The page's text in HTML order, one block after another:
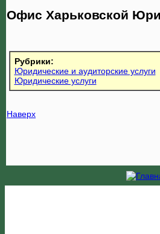
Офис Харьковской
Рубрики:
Юридические и аудиторские услуги
Юридические услуги
Наверх